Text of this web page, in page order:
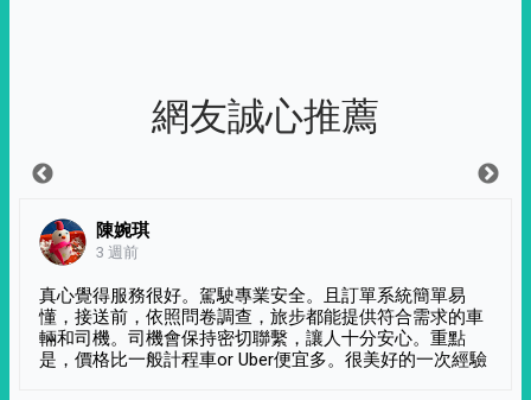
網友誠心推薦
陳婉琪
3 週前
真心覺得服務很好。駕駛專業安全。且訂單系統簡單易
懂，接送前，依照問卷調查，旅步都能提供符合需求的車
輛和司機。司機會保持密切聯繫，讓人十分安心。重點
是，價格比一般計程車or Uber便宜多。很美好的一次經驗